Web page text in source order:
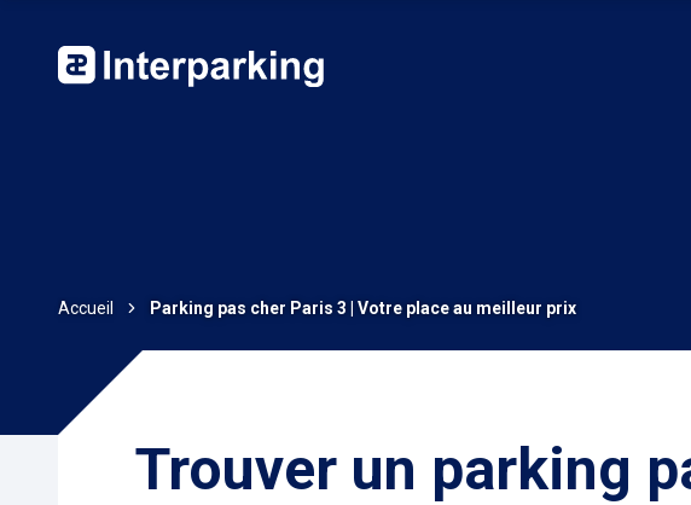
Accueil Parking pas cher Paris 3 | Votre place au meilleur prix
Trouver un parking